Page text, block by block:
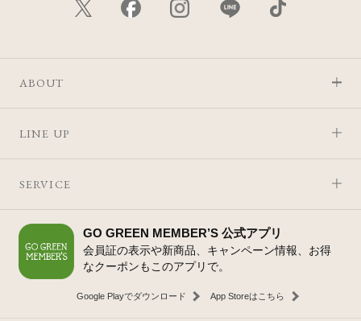
ABOUT
LINE UP
SERVICE
GO GREEN MEMBER’S 公式アプリ
会員証の表示や新商品、キャンペーン情報、お得
なクーポンもこのアプリで。
Google Playでダウンロード App Storeはこちら